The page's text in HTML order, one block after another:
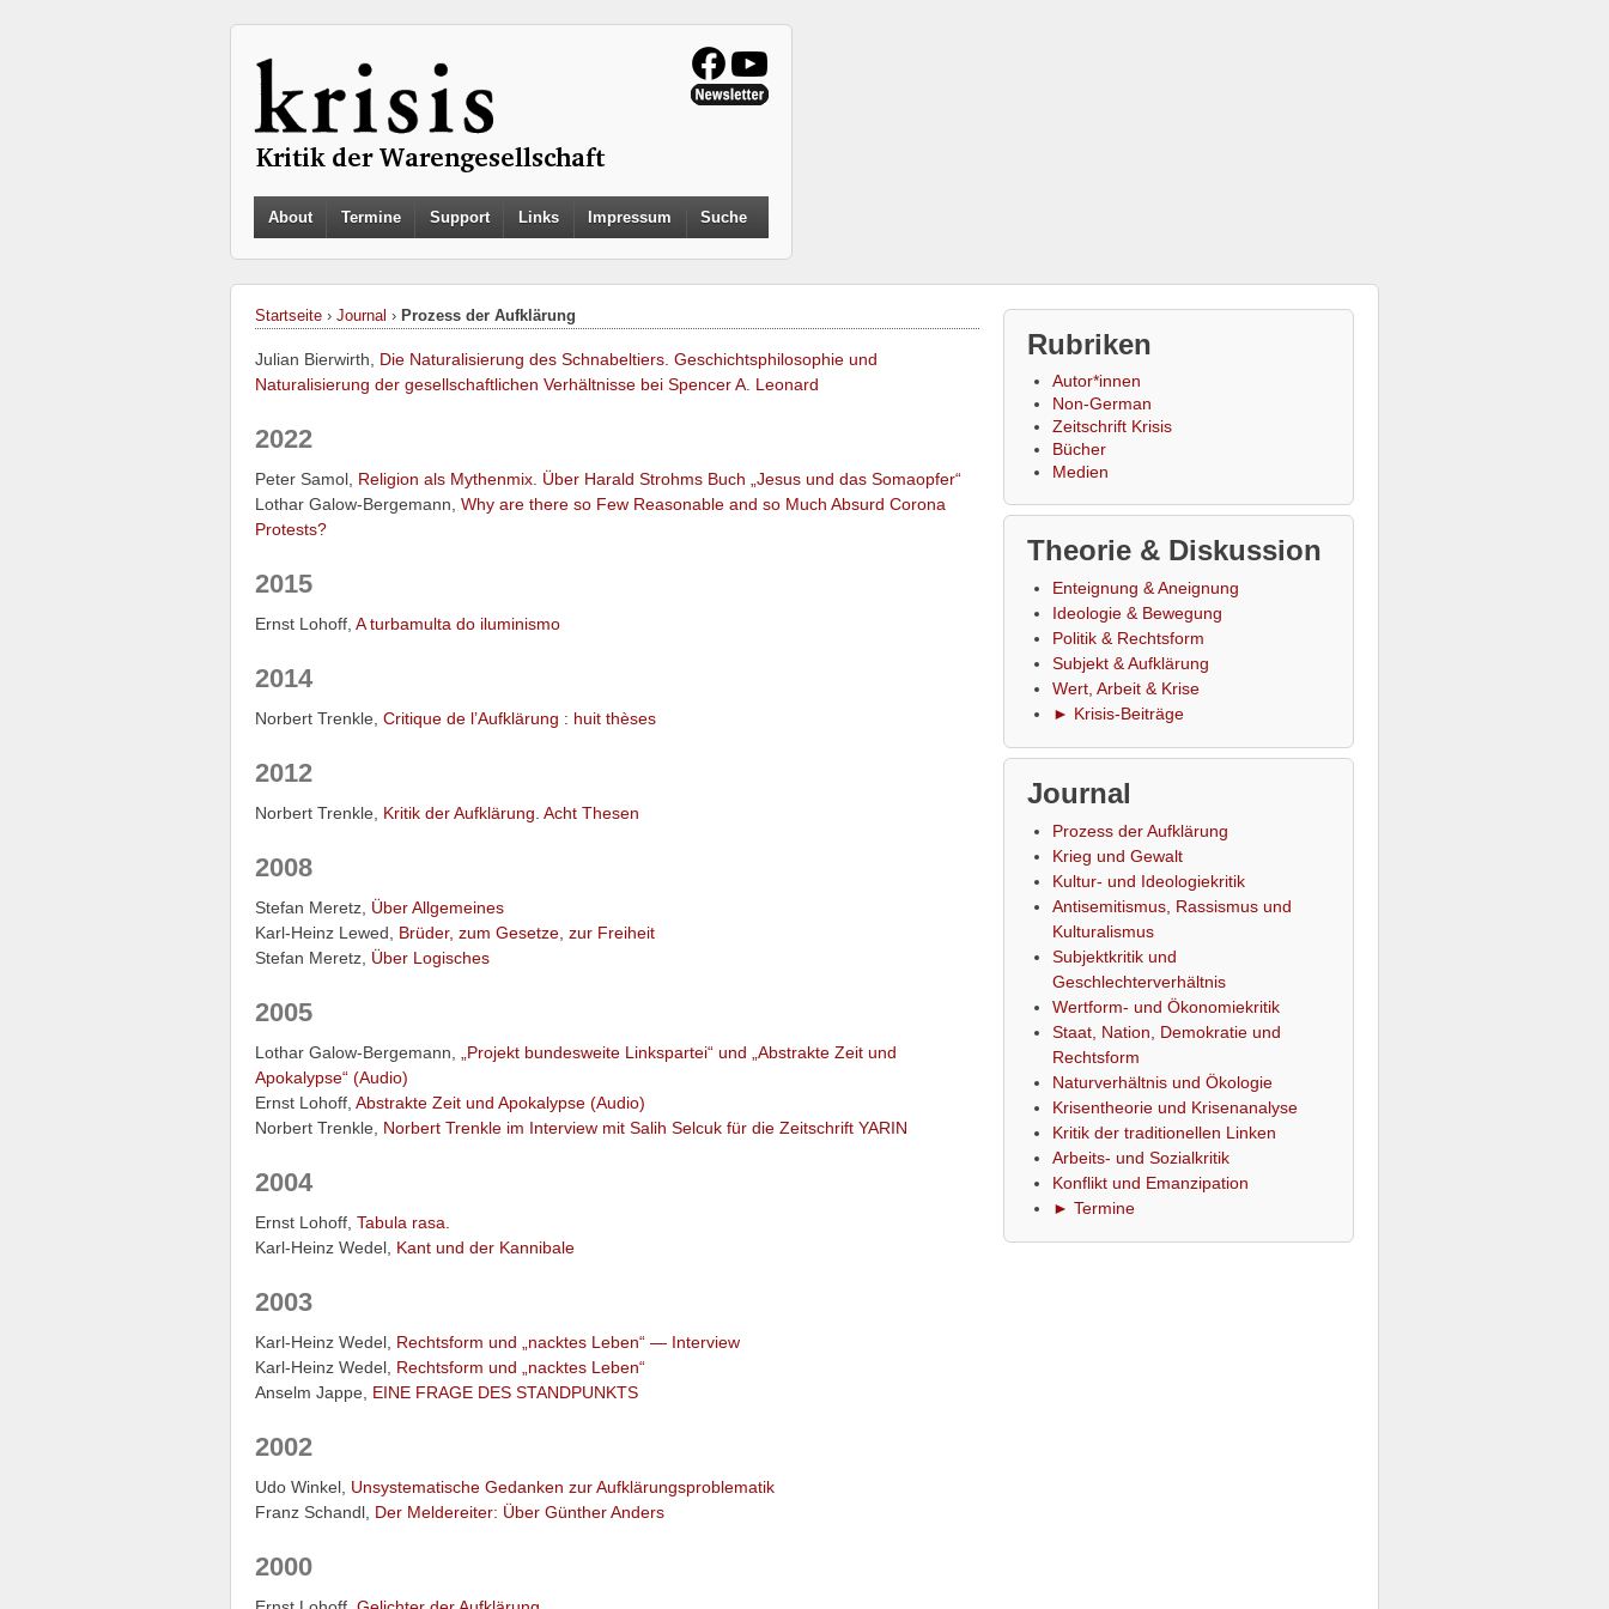
About Termine Support Links Impressum Suche
Startseite › Journal › Prozess der Aufklärung
Julian Bierwirth, Die Naturalisierung des Schnabeltiers. Geschichtsphilosophie und
Naturalisierung der gesellschaftlichen Verhältnisse bei Spencer A. Leonard
2022
Peter Samol, Religion als Mythenmix. Über Harald Strohms Buch „Jesus und das Somaopfer“
Lothar Galow-Bergemann, Why are there so Few Reasonable and so Much Absurd Corona
Protests?
2015
Ernst Lohoff, A turbamulta do iluminismo
2014
Norbert Trenkle, Critique de l’Aufklärung : huit thèses
2012
Norbert Trenkle, Kritik der Aufklärung. Acht Thesen
2008
Stefan Meretz, Über Allgemeines
Karl-Heinz Lewed, Brüder, zum Gesetze, zur Freiheit
Stefan Meretz, Über Logisches
2005
Lothar Galow-Bergemann,
„Projekt bundesweite Linkspartei“ und „Abstrakte Zeit und
Apokalypse“ (Audio)
Ernst Lohoff, Abstrakte Zeit und Apokalypse (Audio)
Norbert Trenkle, Norbert Trenkle im Interview mit Salih Selcuk für die Zeitschrift YARIN
2004
Ernst Lohoff, Tabula rasa.
Karl-Heinz Wedel, Kant und der Kannibale
2003
Karl-Heinz Wedel, Rechtsform und „nacktes Leben“ — Interview
Karl-Heinz Wedel, Rechtsform und „nacktes Leben“
Anselm Jappe, EINE FRAGE DES STANDPUNKTS
2002
Udo Winkel, Unsystematische Gedanken zur Aufklärungsproblematik
Franz Schandl, Der Meldereiter: Über Günther Anders
2000
Rubriken
Autor*innen
Non-German
Zeitschrift Krisis
Bücher
Medien
Theorie & Diskussion
Enteignung & Aneignung
Ideologie & Bewegung
Politik & Rechtsform
Subjekt & Aufklärung
Wert, Arbeit & Krise
► Krisis-Beiträge
Journal
Prozess der Aufklärung
Krieg und Gewalt
Kultur- und Ideologiekritik
Antisemitismus, Rassismus und
Kulturalismus
Subjektkritik und
Geschlechterverhältnis
Wertform- und Ökonomiekritik
Staat, Nation, Demokratie und
Rechtsform
Naturverhältnis und Ökologie
Krisentheorie und Krisenanalyse
Kritik der traditionellen Linken
Arbeits- und Sozialkritik
Konflikt und Emanzipation
► Termine